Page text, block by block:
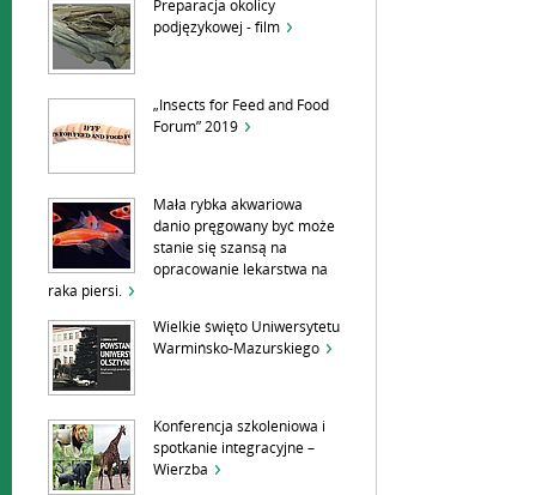
Preparacja okolicy
podjęzykowej - film
„Insects for Feed and Food
Forum” 2019
Mała rybka akwariowa
danio pręgowany być może
stanie się szansą na
opracowanie lekarstwa na
raka piersi.
Wielkie święto Uniwersytetu
Warmińsko-Mazurskiego
Konferencja szkoleniowa i
spotkanie integracyjne –
Wierzba